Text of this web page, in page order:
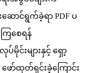
ောင်ရွက်ခဲ့ရာ PDF ပ
ေစေရန်
င်းများနှင့် ရှော့
ဖော်ထုတ်ရှင်းခဲ့ကြောင်း